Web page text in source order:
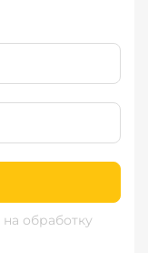
на обработку